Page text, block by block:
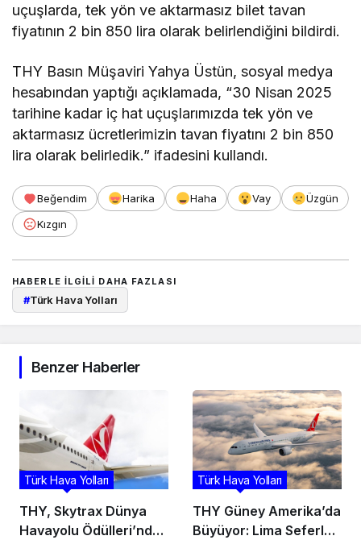
uçuşlarda, tek yön ve aktarmasız bilet tavan
fiyatının 2 bin 850 lira olarak belirlendiğini bildirdi.
THY Basın Müşaviri Yahya Üstün, sosyal medya
hesabından yaptığı açıklamada, “30 Nisan 2025
tarihine kadar iç hat uçuşlarımızda tek yön ve
aktarmasız ücretlerimizin tavan fiyatını 2 bin 850
lira olarak belirledik.” ifadesini kullandı.
Beğendim Harika Haha Vay
Üzgün
Kızgın
HABERLE ILGILI DAHA FAZLASI
#Türk Hava Yolları
Benzer Haberler
THY, Skytrax Dünya
Havayolu Ödülleri’nde
Türk Hava Yolları
THY Güney Amerika’da
Büyüyor: Lima Seferleri
Türk Hava Yolları